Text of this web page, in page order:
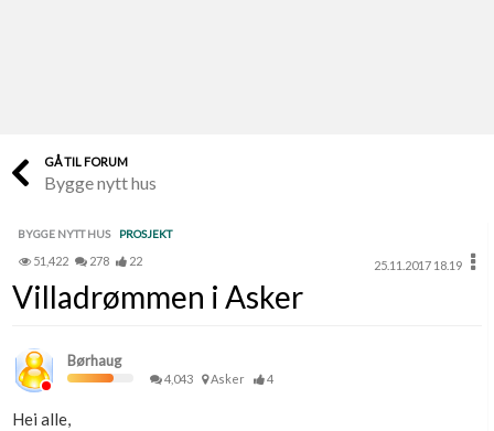
Finn håndverkere
Papirer som mangler
Skaff dokumentasjon som mangler
Kundeservice
Få svar på det du lurer på
GÅ TIL FORUM
Bygge nytt hus
BYGGE NYTT HUS PROSJEKT
51,422 278 22 25.11.2017 18.19
Villadrømmen i Asker
Børhaug
4,043 Asker 4
Hei alle,